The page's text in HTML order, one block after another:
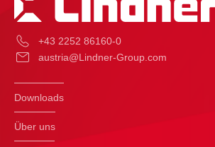
+43 2252 86160-0
austria@Lindner-Group.com
Downloads
Über uns